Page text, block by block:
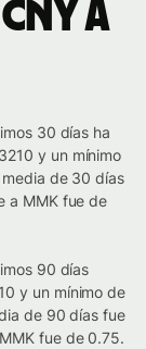
a
30 días ha
y un mínimo
de 30 días
a MMK fue de
90 días
y un mínimo de
de 90 días fue
fue de 0.75.